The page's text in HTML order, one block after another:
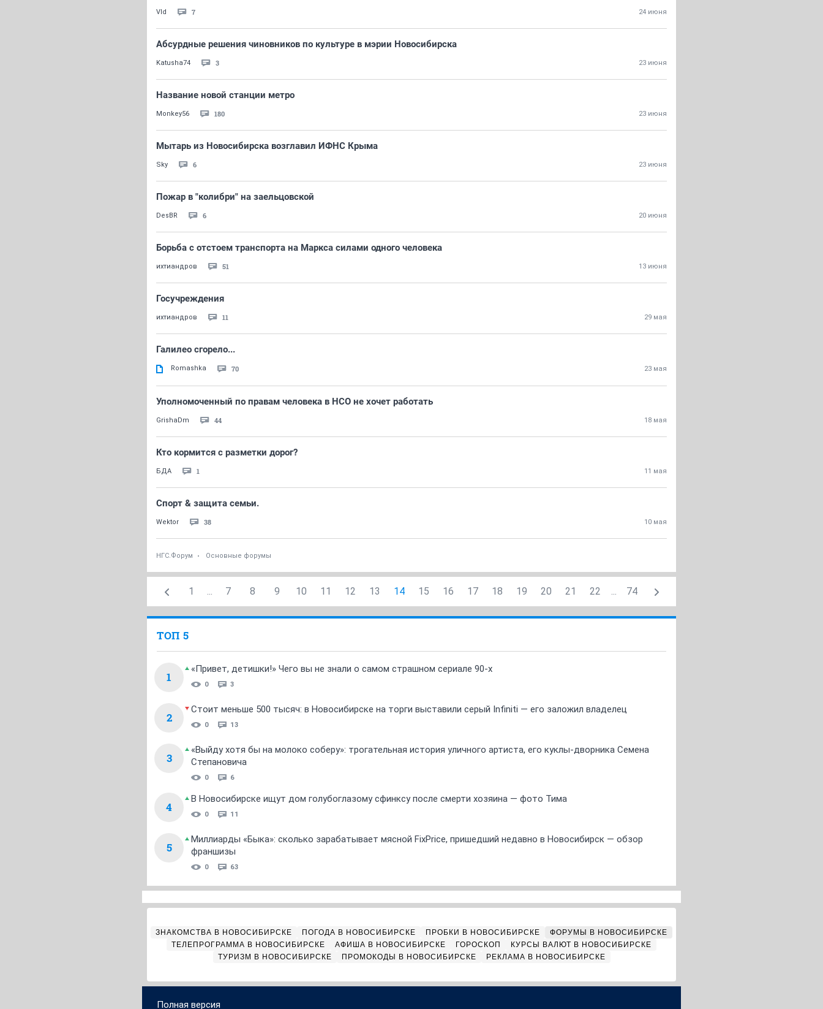
Vld 7 24 июня
Абсурдные решения чиновников по культуре в мэрии Новосибирска
Katusha74 3 23 июня
Название новой станции метро
Monkey56 180 23 июня
Мытарь из Новосибирска возглавил ИФНС Крыма
Sky 6 23 июня
Пожар в "колибри" на заельцовской
DesBR 6 20 июня
Борьба с отстоем транспорта на Маркса силами одного человека
ихтиандров 51 13 июня
Госучреждения
ихтиандров 11 29 мая
Галилео сгорело...
Romashka 70 23 мая
Уполномоченный по правам человека в НСО не хочет работать
GrishaDm 44 18 мая
Кто кормится с разметки дорог?
БДА 1 11 мая
Спорт & защита семьи.
Wektor 38 10 мая
НГС.Форум Основные форумы
1 ... 7 8 9 10 11 12 13 14 15 16 17 18 19 20 21 22 ... 74
ТОП 5
1
«Привет, детишки!» Чего вы не знали о самом страшном сериале 90-х
0 3
2
Стоит меньше 500 тысяч: в Новосибирске на торги выставили серый Infiniti — его заложил владелец
0 13
3
«Выйду хотя бы на молоко соберу»: трогательная история уличного артиста, его куклы-дворника Семена
Степановича
0 6
4
В Новосибирске ищут дом голубоглазому сфинксу после смерти хозяина — фото Тима
0 11
5
Миллиарды «Быка»: сколько зарабатывает мясной FixPrice, пришедший недавно в Новосибирск — обзор
франшизы
0 63
ЗНАКОМСТВА В НОВОСИБИРСКЕ ПОГОДА В НОВОСИБИРСКЕ ПРОБКИ В НОВОСИБИРСКЕ
ФОРУМЫ В НОВОСИБИРСКЕ
ТЕЛЕПРОГРАММА В НОВОСИБИРСКЕ
АФИША В НОВОСИБИРСКЕ ГОРОСКОП
КУРСЫ ВАЛЮТ В НОВОСИБИРСКЕ
ТУРИЗМ В НОВОСИБИРСКЕ
ПРОМОКОДЫ В НОВОСИБИРСКЕ РЕКЛАМА В НОВОСИБИРСКЕ
Полная версия